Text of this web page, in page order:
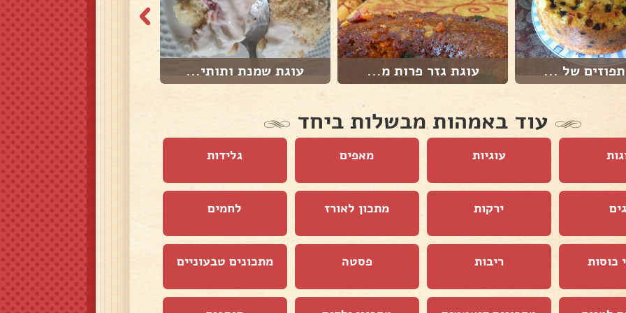
של ... עוגת גזר פרות מ... עוגת שמנת ותותי...
עוד באמהות מבשלות ביחד
עוגיות מאפים גלידות
ירקות מתכון לאורז לחמים
כוסות ריבות פסטה מתכונים טבעוניים